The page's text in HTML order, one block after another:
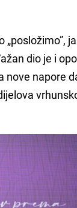
dio je i
nove napore